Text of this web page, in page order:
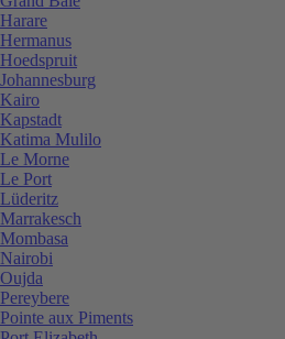
Harare
Hermanus
Hoedspruit
Johannesburg
Kairo
Kapstadt
Katima Mulilo
Le Morne
Le Port
Lüderitz
Marrakesch
Mombasa
Nairobi
Oujda
Pereybere
Pointe aux Piments